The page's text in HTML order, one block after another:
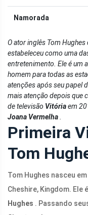
Namorada
O ator inglês Tom
estabeleceu como uma
entretenimento. Ele é um
homem para todas as
atenções após seu papel
mais atenção depois que
de televisão Vitóriaem
Joana Vermelha
Primeira
Tom
Tom Hughes nasceu
Cheshire, Kingdom. Ele
Hughes . Passando